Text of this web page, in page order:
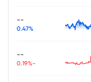
--
0.47%
--
-0.19%